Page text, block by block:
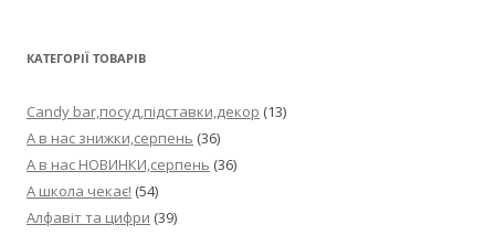
КАТЕГОРІЇ ТОВАРІВ
Candy bar,посуд,підставки,декор (13)
А в нас знижки,серпень (36)
А в нас НОВИНКИ,серпень (36)
А школа чекає! (54)
Алфавіт та цифри (39)